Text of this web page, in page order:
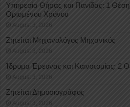
Υπηρεσία Θήρας και Πανίδας: 1
Oρισμένου Xρόνου
August 3, 2026
Ζητείται Μηχανολόγος Μηχανικός
August 3, 2026
Ίδρυμα Έρευνας και Καινοτομίας: 2
August 3, 2026
Ζητείται Δημοσιογράφος
August 3, 2026